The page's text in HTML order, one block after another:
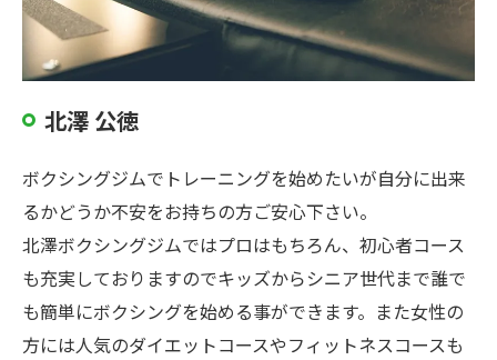
北澤 公徳
ボクシングジムでトレーニングを始めたいが自分に出来
るかどうか不安をお持ちの方ご安心下さい。
北澤ボクシングジムではプロはもちろん、初心者コース
も充実しておりますのでキッズからシニア世代まで誰で
も簡単にボクシングを始める事ができます。また女性の
方には人気のダイエットコースやフィットネスコースも